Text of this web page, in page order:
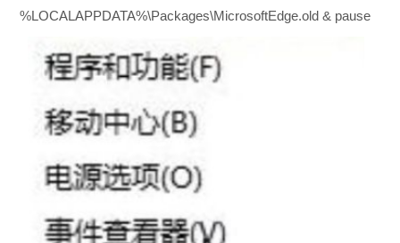
%LOCALAPPDATA%\Packages\MicrosoftEdge.old & pause